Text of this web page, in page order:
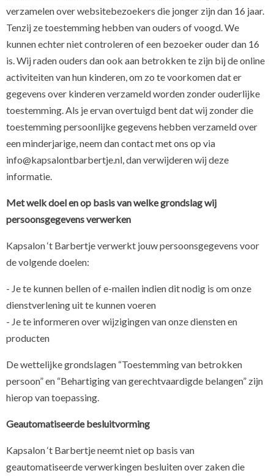
verzamelen over websitebezoekers die jonger zijn dan 16 jaar.
Tenzij ze toestemming hebben van ouders of voogd. We
kunnen echter niet controleren of een bezoeker ouder dan 16
is. Wij raden ouders dan ook aan betrokken te zijn bij de online
activiteiten van hun kinderen, om zo te voorkomen dat er
gegevens over kinderen verzameld worden zonder ouderlijke
toestemming. Als je ervan overtuigd bent dat wij zonder die
toestemming persoonlijke gegevens hebben verzameld over
een minderjarige, neem dan contact met ons op via
info@kapsalontbarbertje.nl, dan verwijderen wij deze
informatie.
Met welk doel en op basis van welke grondslag wij
persoonsgegevens verwerken
Kapsalon ‘t Barbertje verwerkt jouw persoonsgegevens voor
de volgende doelen:
- Je te kunnen bellen of e-mailen indien dit nodig is om onze
dienstverlening uit te kunnen voeren
- Je te informeren over wijzigingen van onze diensten en
producten
De wettelijke grondslagen “Toestemming van betrokken
persoon” en “Behartiging van gerechtvaardigde belangen” zijn
hierop van toepassing.
Geautomatiseerde besluitvorming
Kapsalon ‘t Barbertje neemt niet op basis van
geautomatiseerde verwerkingen besluiten over zaken die